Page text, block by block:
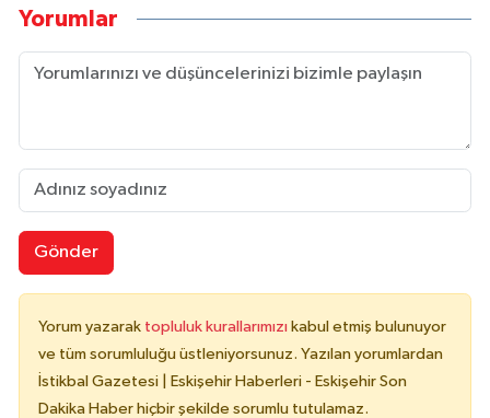
Yorumlar
Gönder
Yorum yazarak topluluk kurallarımızı kabul etmiş bulunuyor
ve tüm sorumluluğu üstleniyorsunuz. Yazılan yorumlardan
İstikbal Gazetesi | Eskişehir Haberleri - Eskişehir Son
Dakika Haber hiçbir şekilde sorumlu tutulamaz.